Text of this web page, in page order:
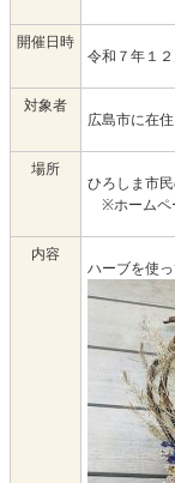
開催日時
令和７年１
対象者
広島市に在
場所
ひろしま市
※ホーム
内容
ハーブを使